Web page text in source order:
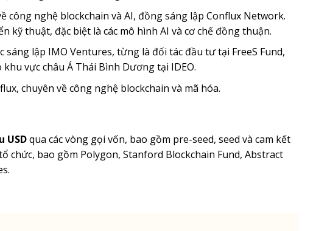
công nghệ blockchain và AI, đồng sáng lập Conflux Network.
kỹ thuật, đặc biệt là các mô hình AI và cơ chế đồng thuận.
sáng lập IMO Ventures, từng là đối tác đầu tư tại FreeS Fund,
vực châu Á Thái Bình Dương tại IDEO.
chuyên về công nghệ blockchain và mã hóa.
USDqua các vòng gọi vốn, bao gồm pre-seed, seed và cam kết
chức, bao gồm Polygon, Stanford Blockchain Fund, Abstract